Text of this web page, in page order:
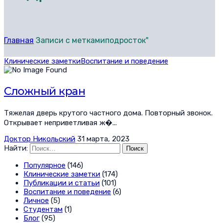
Главная Записи с меткамиподросток"
Клинические заметкиВоспитание и поведение
Сложный кран
Тяжелая дверь крутого частного дома. Повторный звонок.
Открывает неприветливая ж�...
Доктор Никольский 31 марта, 2023
Найти:
Популярное (146)
Клинические заметки (174)
Публикации и статьи (101)
Воспитание и поведение (6)
Личное (5)
Студентам (1)
Блог (95)